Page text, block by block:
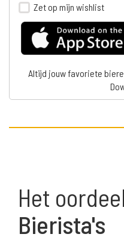
Zet op mijn wishlist
Altijd jouw favoriete
Het
Bierista's